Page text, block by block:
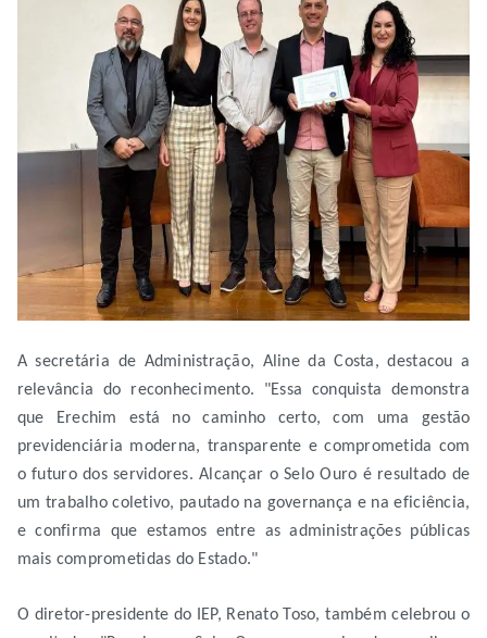
A secretária de Administração, Aline da Costa, destacou a
relevância do reconhecimento. "Essa conquista demonstra
que Erechim está no caminho certo, com uma gestão
previdenciária moderna, transparente e comprometida com
o futuro dos servidores. Alcançar o Selo Ouro é resultado de
um trabalho coletivo, pautado na governança e na eficiência,
e confirma que estamos entre as administrações públicas
mais comprometidas do Estado."
O diretor-presidente do IEP, Renato Toso, também celebrou o